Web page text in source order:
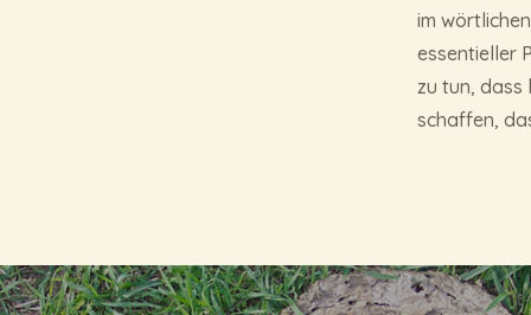
im
essentieller
zu tun, dass
schaffen,